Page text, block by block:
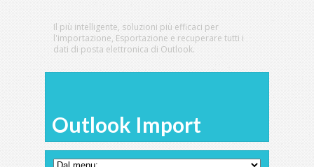
Il più intelligente, soluzioni più efficaci per
l'importazione, Esportazione e recuperare tutti i
dati di posta elettronica di Outlook.
Outlook Import